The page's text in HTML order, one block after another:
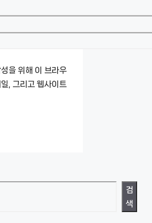
을 위해 이 브라우
, 그리고 웹사이트
검
색